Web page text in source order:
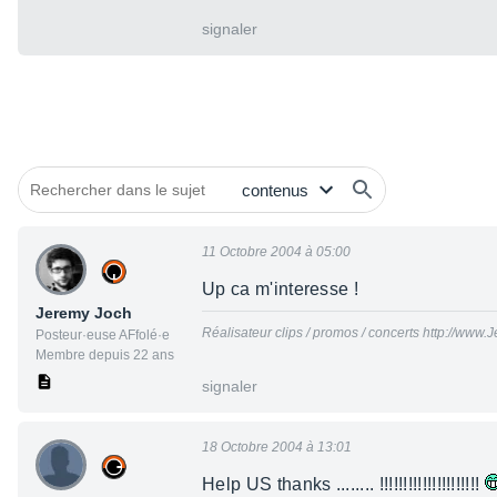
signaler
Jeremy Joch
Posteur·euse AFfolé·e
Membre depuis 22 ans
11 Octobre 2004 à 05:00
Up ca m'interesse !
Réalisateur clips / promos / concerts http://
signaler
18 Octobre 2004 à 13:01
Help US thanks ........ !!!!!!!!!!!!!!!!!!!!!